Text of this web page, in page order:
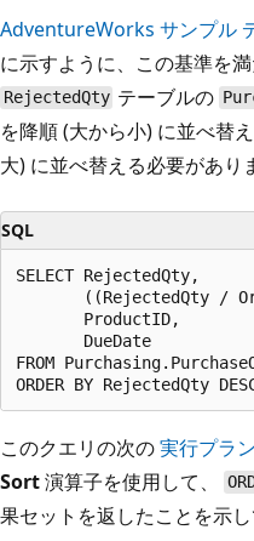
AdventureWorks サンプル
に示すように、この基準を
RejectedQty テーブルの
を降順 (大から小) に並べ替え
大) に並べ替える必要があり
SQL
SELECT RejectedQty,
((RejectedQty /
       ProductID,
       DueDate
FROM
このクエリの次の実行プラン
Sort演算子を使用して、
果セットを返したことを示し